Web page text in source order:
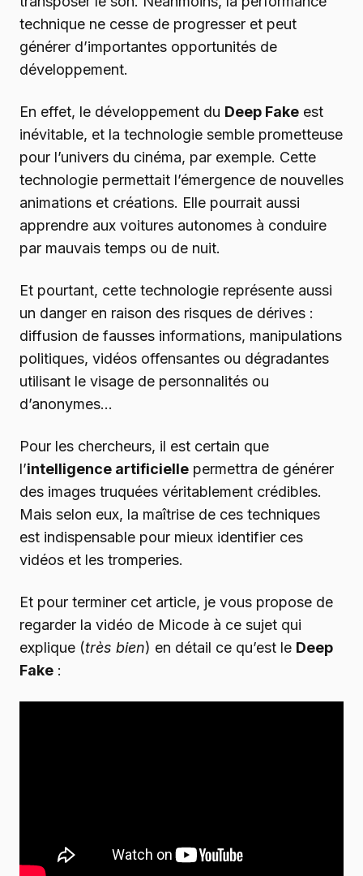
technique ne cesse de progresser et peut
générer d’importantes opportunités de
développement.
En effet, le développement du Deep Fake est
inévitable, et la technologie semble prometteuse
pour l’univers du cinéma, par exemple. Cette
technologie permettait l’émergence de nouvelles
animations et créations. Elle pourrait aussi
apprendre aux voitures autonomes à conduire
par mauvais temps ou de nuit.
Et pourtant, cette technologie représente aussi
un danger en raison des risques de dérives :
diffusion de fausses informations, manipulations
politiques, vidéos offensantes ou dégradantes
utilisant le visage de personnalités ou
d’anonymes…
Pour les chercheurs, il est certain que
l’intelligence artificielle permettra de générer
des images truquées véritablement crédibles.
Mais selon eux, la maîtrise de ces techniques
est indispensable pour mieux identifier ces
vidéos et les tromperies.
Et pour terminer cet article, je vous propose de
regarder la vidéo de Micode à ce sujet qui
explique (très bien) en détail ce qu’est le Deep
Fake :